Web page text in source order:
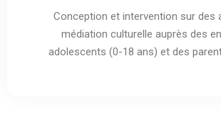
Conception et intervention sur des
médiation culturelle auprès des
adolescents (0-18 ans) et des